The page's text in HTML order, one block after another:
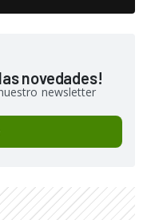
novedades!
newsletter